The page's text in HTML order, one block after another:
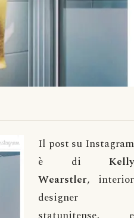
Il post su Instagram
è di Kelly
Wearstler, interior
designer